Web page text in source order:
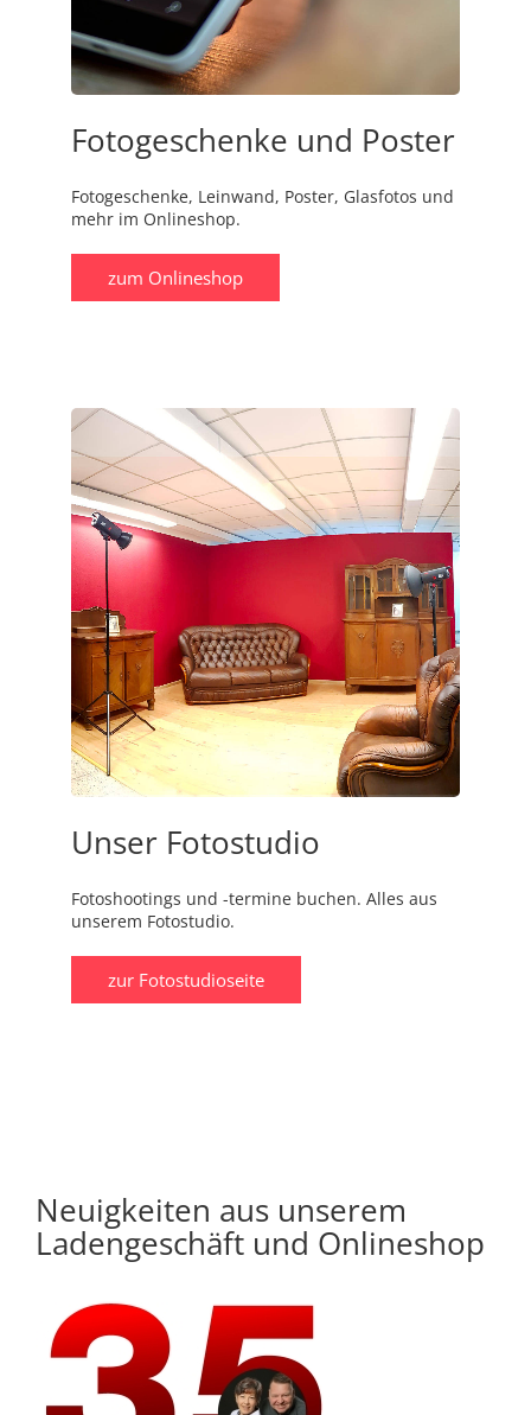
Fotogeschenke und Poster
Fotogeschenke, Leinwand, Poster, Glasfotos und
mehr im Onlineshop.
zum Onlineshop
Unser Fotostudio
Fotoshootings und -termine buchen. Alles aus
unserem Fotostudio.
zur Fotostudioseite
Neuigkeiten aus unserem
Ladengeschäft und Onlineshop